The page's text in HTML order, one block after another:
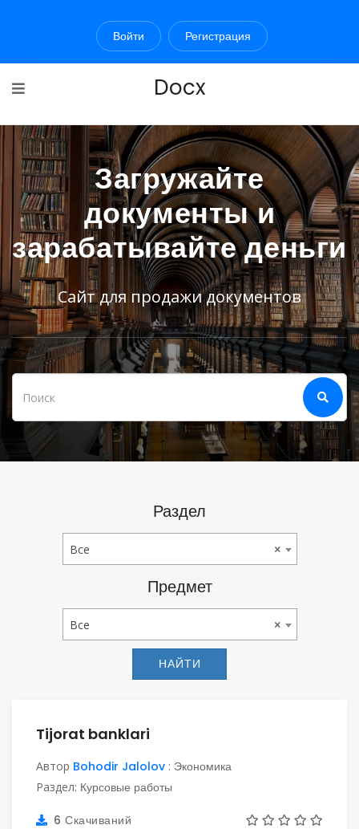
Войти Регистрация
Docx
Загружайте
документы и
зарабатывайте деньги
Сайт для продажи документов
Раздел
Все ×
Все
Предмет
Все ×
Все
НАЙТИ
Tijorat banklari
Автор Bohodir Jalolov : Экономика
Раздел: Курсовые работы
6 Скачиваний